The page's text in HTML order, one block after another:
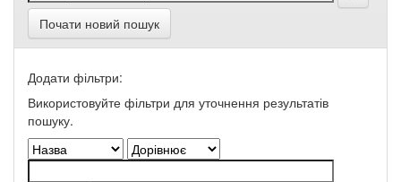
Почати новий пошук
Додати фільтри:
Використовуйте фільтри для уточнення результатів
пошуку.